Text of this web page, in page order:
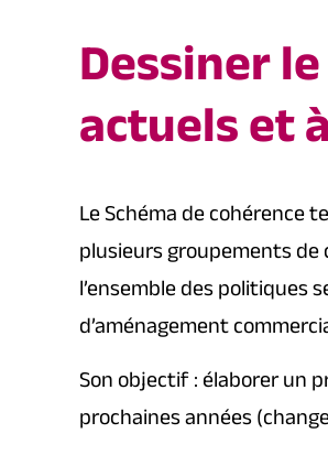
Dessiner
actuels et
Le Schéma de cohérence
plusieurs groupements
l’ensemble des politiques
d’aménagement
Son objectif : élaborer un
prochaines années